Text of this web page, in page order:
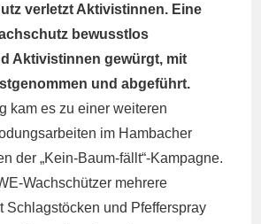
verletzt Aktivistinnen. Eine
bewusstlos
Aktivistinnen gewürgt, mit
und abgeführt.
kam es zu einer weiteren
im Hambacher
der „Kein-Baum-fällt“-Kampagne.
Wachschützer mehrere
Schlagstöcken und Pfefferspray